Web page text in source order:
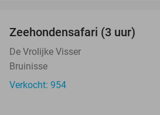
Zeehondensafari (3 uur)
De Vrolijke Visser
Bruinisse
Verkocht: 954